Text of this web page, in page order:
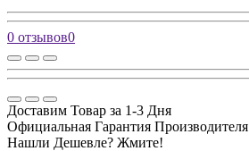
0 отзывов0
Доставим Товар за 1-3 Дня
Официальная Гарантия Производителя
Нашли Дешевле? Жмите!